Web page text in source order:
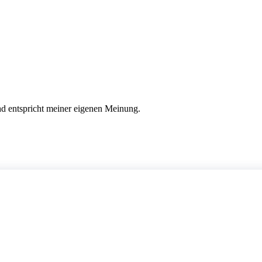
entspricht meiner eigenen Meinung.